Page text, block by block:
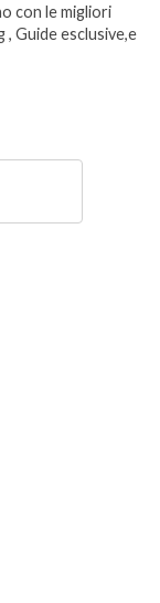
con le migliori
Guide esclusive,e